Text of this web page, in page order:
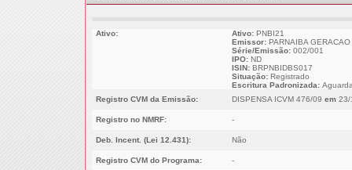
Ativo: Ativo:PNBI21
Emissor:PARNAIBA
Série/Emissão:002/001
IPO: ND
ISIN:BRPNBIDBS017
Situação:Registrado
Escritura Padronizada:
Registro CVM da Emissão:
DISPENSA ICVM 476/09 em23/
Registro no NMRF: -
Deb. Incent. (Lei 12.431): Não
Registro CVM do Programa:
-